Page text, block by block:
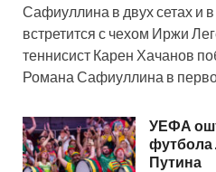
Сафиуллина в двух сетах и
встретится с чехом Иржи
теннисист Карен Хачанов
Романа Сафиуллина в
УЕФА
футбола
Путина